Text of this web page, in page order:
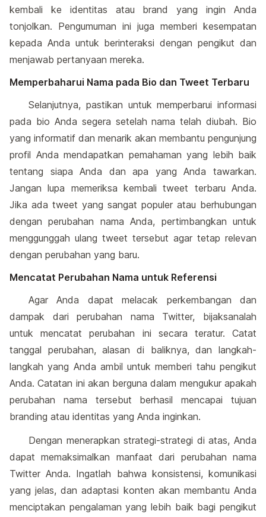
kembali ke identitas atau brand yang ingin Anda
tonjolkan. Pengumuman ini juga memberi kesempatan
kepada Anda untuk berinteraksi dengan pengikut dan
menjawab pertanyaan mereka.
Memperbaharui Nama pada Bio dan Tweet Terbaru
Selanjutnya, pastikan untuk memperbarui informasi
pada bio Anda segera setelah nama telah diubah. Bio
yang informatif dan menarik akan membantu pengunjung
profil Anda mendapatkan pemahaman yang lebih baik
tentang siapa Anda dan apa yang Anda tawarkan.
Jangan lupa memeriksa kembali tweet terbaru Anda.
Jika ada tweet yang sangat populer atau berhubungan
dengan perubahan nama Anda, pertimbangkan untuk
menggunggah ulang tweet tersebut agar tetap relevan
dengan perubahan yang baru.
Mencatat Perubahan Nama untuk Referensi
Agar Anda dapat melacak perkembangan dan
dampak dari perubahan nama Twitter, bijaksanalah
untuk mencatat perubahan ini secara teratur. Catat
tanggal perubahan, alasan di baliknya, dan langkah-
langkah yang Anda ambil untuk memberi tahu pengikut
Anda. Catatan ini akan berguna dalam mengukur apakah
perubahan nama tersebut berhasil mencapai tujuan
branding atau identitas yang Anda inginkan.
Dengan menerapkan strategi-strategi di atas, Anda
dapat memaksimalkan manfaat dari perubahan nama
Twitter Anda. Ingatlah bahwa konsistensi, komunikasi
yang jelas, dan adaptasi konten akan membantu Anda
menciptakan pengalaman yang lebih baik bagi pengikut